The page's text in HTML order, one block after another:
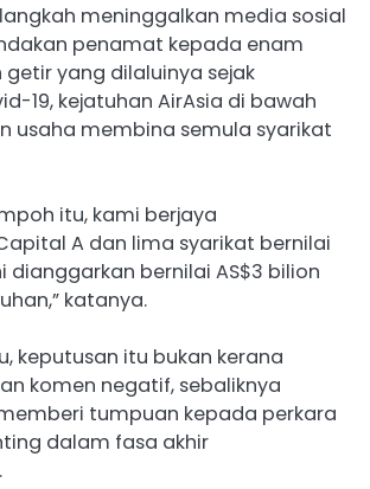
meninggalkan media sosial
penamat kepada enam
yang dilaluinya sejak
19, kejatuhan AirAsia di bawah
usaha membina semula syarikat
itu, kami berjaya
A dan lima syarikat bernilai
dianggarkan bernilai AS$3 bilion
katanya.
keputusan itu bukan kerana
komen negatif, sebaliknya
tumpuan kepada perkara
dalam fasa akhir